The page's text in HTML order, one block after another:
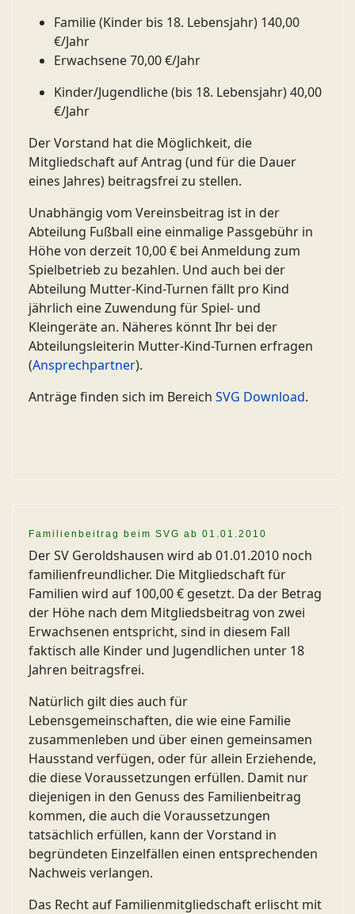
Familie (Kinder bis 18. Lebensjahr) 140,00
€/Jahr
Erwachsene 70,00 €/Jahr
Kinder/Jugendliche (bis 18. Lebensjahr) 40,00
€/Jahr
Der Vorstand hat die Möglichkeit, die
Mitgliedschaft auf Antrag (und für die Dauer
eines Jahres) beitragsfrei zu stellen.
Unabhängig vom Vereinsbeitrag ist in der
Abteilung Fußball eine einmalige Passgebühr in
Höhe von derzeit 10,00 € bei Anmeldung zum
Spielbetrieb zu bezahlen. Und auch bei der
Abteilung Mutter-Kind-Turnen fällt pro Kind
jährlich eine Zuwendung für Spiel- und
Kleingeräte an. Näheres könnt Ihr bei der
Abteilungsleiterin Mutter-Kind-Turnen erfragen
(Ansprechpartner).
Anträge finden sich im Bereich SVG Download.
Familienbeitrag beim SVG ab 01.01.2010
Der SV Geroldshausen wird ab 01.01.2010 noch
familienfreundlicher. Die Mitgliedschaft für
Familien wird auf 100,00 € gesetzt. Da der Betrag
der Höhe nach dem Mitgliedsbeitrag von zwei
Erwachsenen entspricht, sind in diesem Fall
faktisch alle Kinder und Jugendlichen unter 18
Jahren beitragsfrei.
Natürlich gilt dies auch für
Lebensgemeinschaften, die wie eine Familie
zusammenleben und über einen gemeinsamen
Hausstand verfügen, oder für allein Erziehende,
die diese Voraussetzungen erfüllen. Damit nur
diejenigen in den Genuss des Familienbeitrag
kommen, die auch die Voraussetzungen
tatsächlich erfüllen, kann der Vorstand in
begründeten Einzelfällen einen entsprechenden
Nachweis verlangen.
Das Recht auf Familienmitgliedschaft erlischt mit